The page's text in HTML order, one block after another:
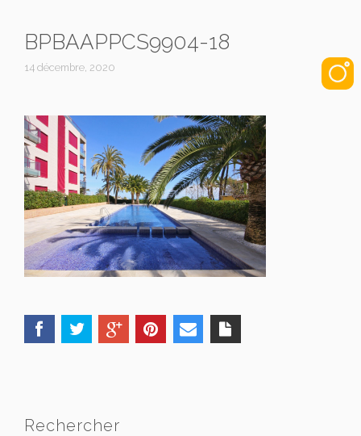
BPBAAPPCS9904-18
14 décembre, 2020
Rechercher